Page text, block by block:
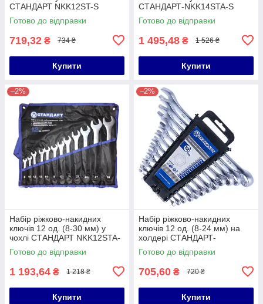
СТАНДАРТ NKK12ST-S
Готово до відправки
719,32 ₴ 734 ₴
Купити
СТАНДАРТ-NKK14STA-S
Готово до відправки
1 495,48 ₴ 1 526 ₴
Купити
–2%
Набір ріжково-накидних
ключів 12 од. (8-30 мм) у
чохлі СТАНДАРТ NKK12STA-
S
Готово до відправки
1 193,64 ₴ 1 218 ₴
Купити
–2%
Набір ріжково-накидних
ключів 12 од. (8-24 мм) на
холдері СТАНДАРТ-
NKK12STA
Готово до відправки
705,60 ₴ 720 ₴
Купити